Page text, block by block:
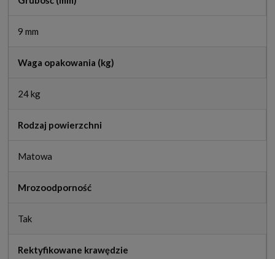
9 mm
Waga opakowania (kg)
24 kg
Rodzaj powierzchni
Matowa
Mrozoodporność
Tak
Rektyfikowane krawędzie